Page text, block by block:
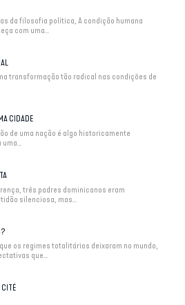
da filosofia política, A condição humana
com uma...
transformação tão radical nas condições de
CIDADE
de uma nação é algo historicamente
três padres dominicanos eram
silenciosa, mas...
os regimes totalitários deixaram no mundo,
que...
CITÉ